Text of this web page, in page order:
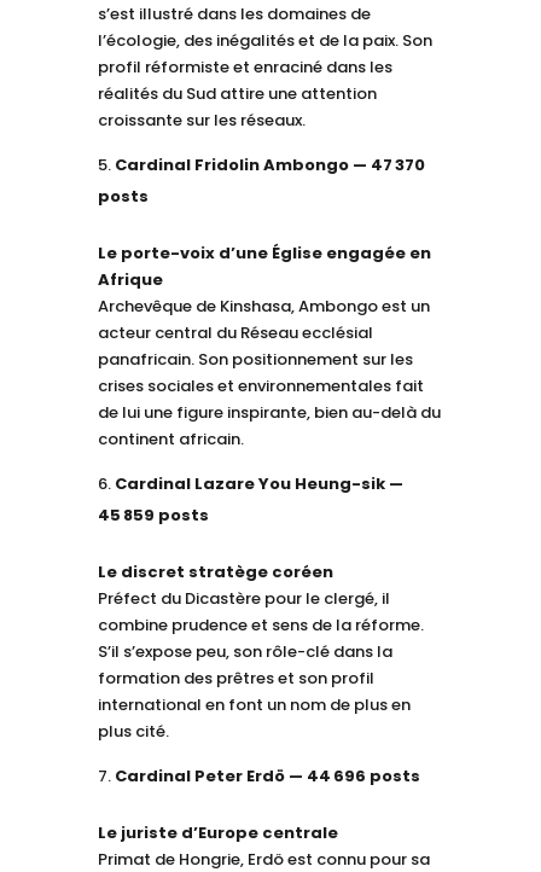
s’est illustré dans les domaines de
l’écologie, des inégalités et de la paix. Son
profil réformiste et enraciné dans les
réalités du Sud attire une attention
croissante sur les réseaux.
Cardinal Fridolin Ambongo — 47 370
posts
Le porte-voix d’une Église engagée en
Afrique
Archevêque de Kinshasa, Ambongo est un
acteur central du Réseau ecclésial
panafricain. Son positionnement sur les
crises sociales et environnementales fait
de lui une figure inspirante, bien au-delà du
continent africain.
Cardinal Lazare You Heung-sik —
45 859 posts
Le discret stratège coréen
Préfect du Dicastère pour le clergé, il
combine prudence et sens de la réforme.
S’il s’expose peu, son rôle-clé dans la
formation des prêtres et son profil
international en font un nom de plus en
plus cité.
Cardinal Peter Erdö — 44 696 posts
Le juriste d’Europe centrale
Primat de Hongrie, Erdö est connu pour sa